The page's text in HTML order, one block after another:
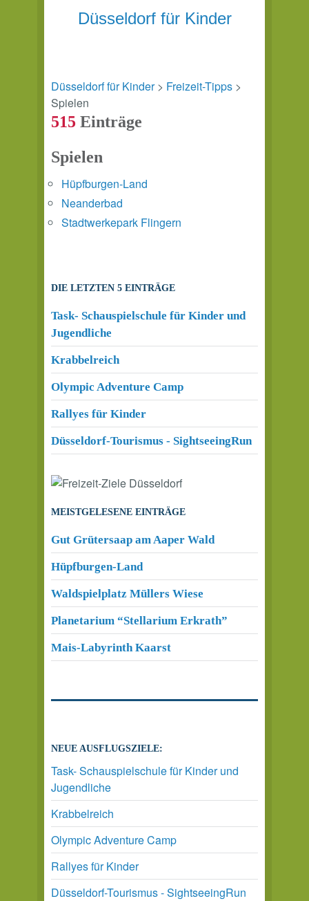
Düsseldorf für Kinder
Düsseldorf für Kinder> Freizeit-Tipps >
Spielen
515 Einträge
Spielen
Hüpfburgen-Land
Neanderbad
Stadtwerkepark Flingern
DIE LETZTEN 5 EINTRÄGE
Task- Schauspielschule für Kinder und
Jugendliche
Krabbelreich
Olympic Adventure Camp
Rallyes für Kinder
Düsseldorf-Tourismus - SightseeingRun
MEISTGELESENE EINTRÄGE
Gut Grütersaap am Aaper Wald
Hüpfburgen-Land
Waldspielplatz Müllers Wiese
Planetarium “Stellarium Erkrath”
Mais-Labyrinth Kaarst
NEUE AUSFLUGSZIELE:
Task- Schauspielschule für Kinder und
Jugendliche
Krabbelreich
Olympic Adventure Camp
Rallyes für Kinder
Düsseldorf-Tourismus - SightseeingRun